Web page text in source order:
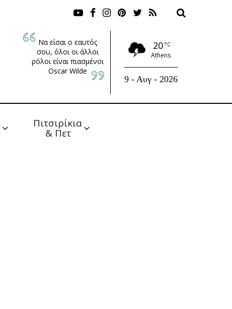
Να είσαι ο εαυτός
σου, όλοι οι άλλοι
ρόλοι είναι πιασμένοι
Oscar Wilde
20 °C
Athens
9 - Αυγ - 2026
Πιτσιρίκια
& Πετ